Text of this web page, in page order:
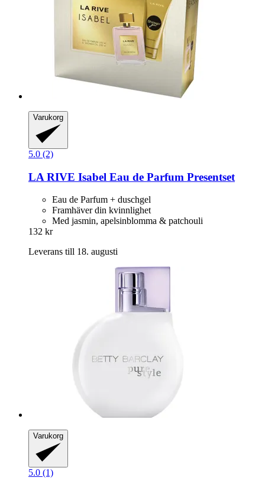
Varukorg
5.0 (2)
LA RIVE Isabel Eau de Parfum Presentset
Eau de Parfum + duschgel
Framhäver din kvinnlighet
Med jasmin, apelsinblomma & patchouli
132 kr
Leverans till 18. augusti
Varukorg
5.0 (1)